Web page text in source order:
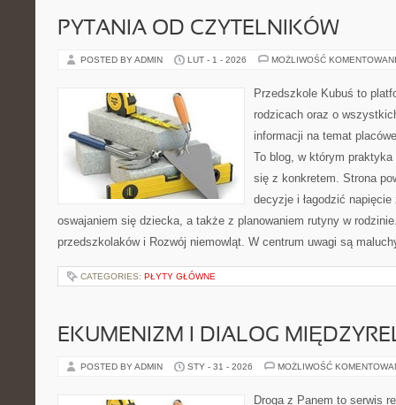
PYTANIA OD CZYTELNIKÓW
POSTED BY ADMIN LUT - 1 - 2026 MOŻLIWOŚĆ
Przedszkole Kubuś to
rodzicach oraz o
informacji na temat
To blog, w którym
się z konkretem. Strona
decyzje i łagodzić
oswajaniem się dziecka, a także z planowaniem rutyny w
przedszkolaków i Rozwój niemowląt. W centrum uwagi są
CATEGORIES: PŁYTY GŁÓWNE
EKUMENIZM I DIALOG
POSTED BY ADMIN STY - 31 - 2026 MOŻLIWOŚĆ
Droga z Panem to serwis